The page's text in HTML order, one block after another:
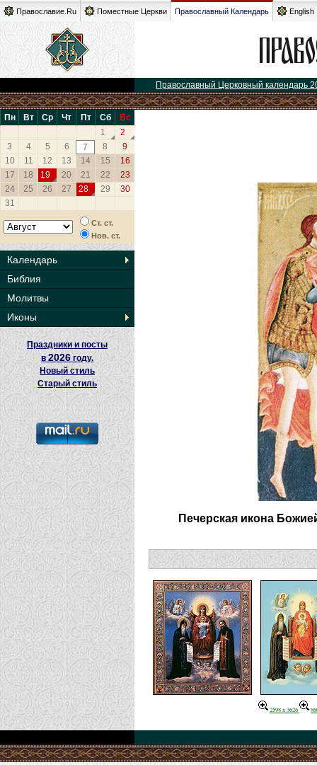
Православие.Ru Поместные Церкви Православный Календарь English
Православный Церковный календарь
Пн Вт Ср Чт Пт Сб
Вс
1
2
3
4 5 6 7 8
9
10
11 12 13 14 15
16
17
18 19 20 21 22
23
24
25 26 27 28 29
30
31
Ст. ст.
Нов. ст.
Календарь
Библия
Молитвы
Иконы
Праздники и посты
в2026 году.
Новый стиль
Старый стиль
Печерская икона
2598 x 3626